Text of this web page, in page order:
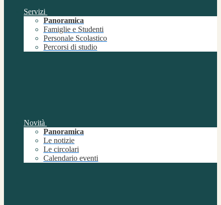
Servizi
Panoramica
Famiglie e Studenti
Personale Scolastico
Percorsi di studio
Novità
Panoramica
Le notizie
Le circolari
Calendario eventi